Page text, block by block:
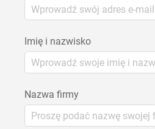
Imię i nazwisko
Nazwa firmy